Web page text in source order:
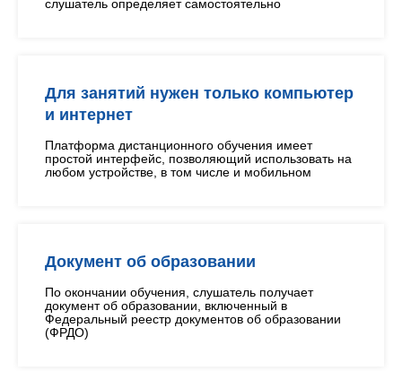
слушатель определяет самостоятельно
Для занятий нужен только компьютер
и интернет
Платформа дистанционного обучения имеет
простой интерфейс, позволяющий использовать на
любом устройстве, в том числе и мобильном
Документ об образовании
По окончании обучения, слушатель получает
документ об образовании, включенный в
Федеральный реестр документов об образовании
(ФРДО)